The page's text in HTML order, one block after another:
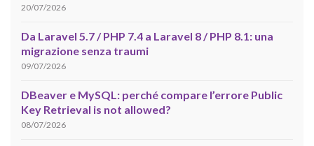
20/07/2026
Da Laravel 5.7 / PHP 7.4 a Laravel 8 / PHP 8.1: una
migrazione senza traumi
09/07/2026
DBeaver e MySQL: perché compare l’errore Public
Key Retrieval is not allowed?
08/07/2026